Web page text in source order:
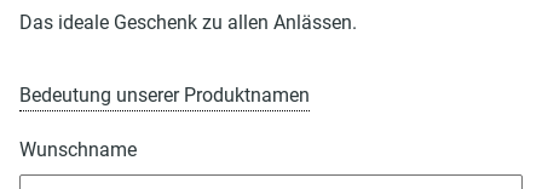
Das ideale Geschenk zu allen Anlässen.
Bedeutung unserer Produktnamen
Wunschname